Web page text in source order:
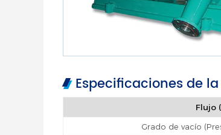
Especificaciones de
Flujo
Grado de vacío